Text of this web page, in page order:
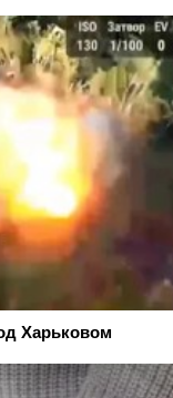
Харьковом